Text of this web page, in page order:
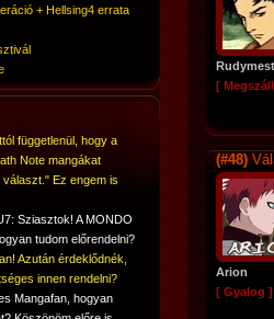
+ Hellsing4 errata
függetlenül, hogy a
Note mangákat
Ez engem is
Sziasztok! A MONDO
tudom előrendelni?
Azután érdeklődnék,
innen rendelni?
Mangafan, hogyan
[
(#48)
Arion
[ Gyalog ]